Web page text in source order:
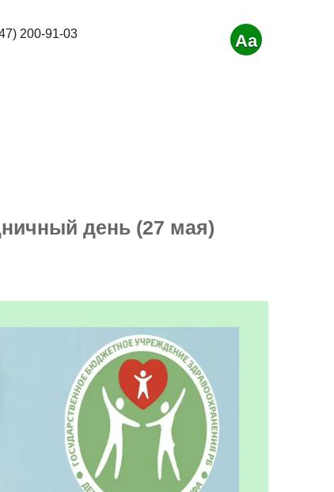
200-91-03 Aa
день (27 мая)